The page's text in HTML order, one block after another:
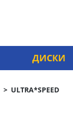
ДИСКИ
ULTRA*SPEED